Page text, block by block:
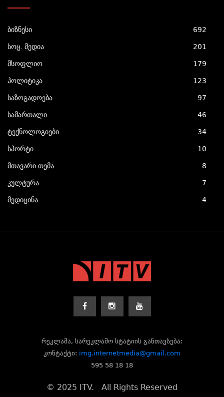
ბიზნესი 692
სოც. მედია 201
მსოფლიო 179
პოლიტიკა 123
საზოგადოება 97
სამართალი 46
ტექნოლოგიები 34
სპორტი 10
მთავარი თემა 8
კულტურა 7
მედიცინა 4
რეკლამა, სარეკლამო სტატიის განთავსება:
კონტაქტი: img.internetmedia@gmail.com
595 58 18 18
© 2025 ITV. All Rights Reserved